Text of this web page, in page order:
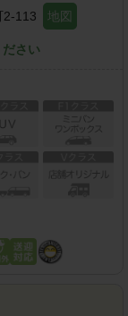
2-113 地図
さい